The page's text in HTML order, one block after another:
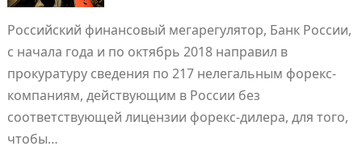
Российский финансовый мегарегулятор, Банк России,
с начала года и по октябрь 2018 направил в
прокуратуру сведения по 217 нелегальным форекс-
компаниям, действующим в России без
соответствующей лицензии форекс-дилера, для того,
чтобы…